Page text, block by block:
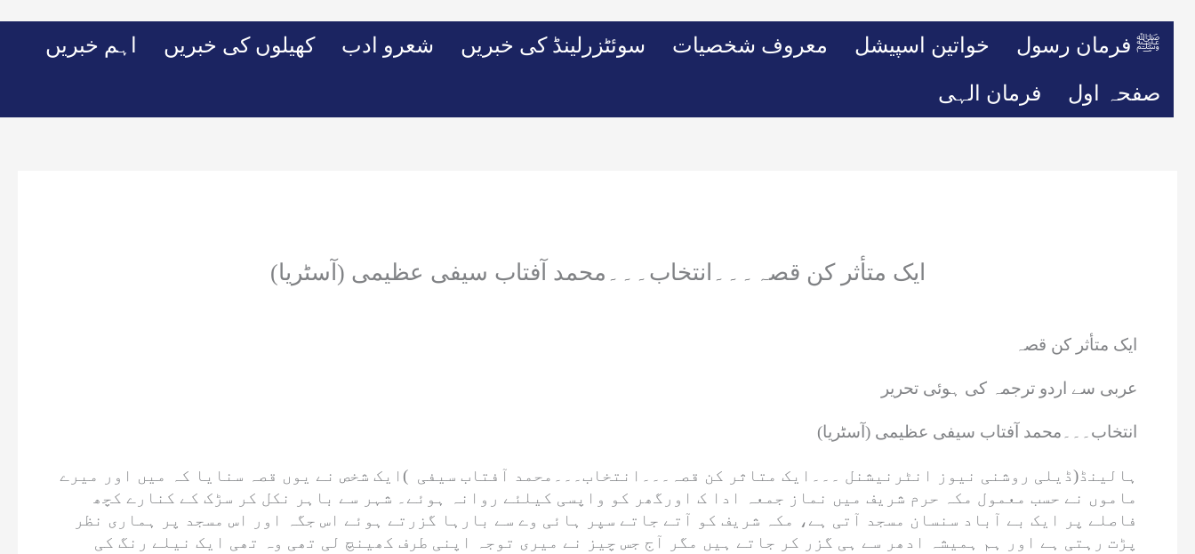
اہم خبریں کھیلوں کی خبریں شعرو ادب سوئٹزرلینڈ کی خبریں معروف شخصیات خواتین اسپیشل ﷺ فرمان رسول
فرمان الہی صفحہ اول
ایک متأثر کن قصہ۔۔۔انتخاب۔۔۔محمد آفتاب سیفی عظیمی (آسٹریا)
ایک متأثر کن قصہ
عربی سے اردو ترجمہ کی ہوئی تحریر
انتخاب۔۔۔محمد آفتاب سیفی عظیمی (آسٹریا)
ہالینڈ(ڈیلی روشنی نیوز انٹرنیشنل ۔۔۔ایک متاثر کن قصہ۔۔۔انتخاب۔۔۔محمد آفتاب سیفی )ایک شخص نے یوں قصہ سنایا کہ میں اور میرے
ماموں نے حسب معمول مکہ حرم شریف میں نماز جمعہ ادا ک اورگھر کو واپسی کیلئے روانہ ہوئے۔ شہر سے باہر نکل کر سڑک کے کنارے کچھ
فاصلے پر ایک بے آباد سنسان مسجد آتی ہے، مکہ شریف کو آتے جاتے سپر ہائی وے سے بارہا گزرتے ہوئے اس جگہ اور اس مسجد پر ہماری نظر
پڑت رہتی ہے اور ہم ہمیشہ ادھر سے ہی گزر کر جاتے ہیں مگر آج جس چیز نے میری توجہ اپنی طرف کھینچ لی تھی وہ تھی ایک نیلے رنگ کی